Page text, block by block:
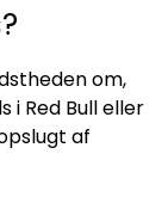
om,
i Red Bull eller
af